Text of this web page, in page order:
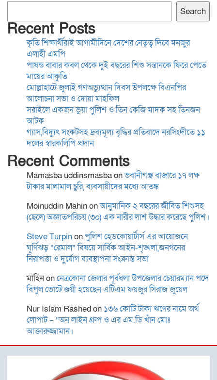
গ্যাস,বিদ্যুৎ সংকটসহ দ্রব্যমূল্য
বৃদ্ধির প্রতিবাদে নরসিংদীতে ১১
দলের স্বারকলিপি প্রদান
সাংবাদিকতা পেশার অস্তিত্ব রক্ষায়
অবিলম্বে গণমাধ্যম কমিশন গঠন
করুন
কুমিল্লা-৫ আসনের এমপি হাজী
জসিম উদ্দিনকে নিয়ে ড. মোবারক
হোসাইনের বক্তব্যে সামাজিক
যোগাযোগমাধ্যমে প্রতিবাদ
“বৈষম্য আন্দোলন ইতিহাসে
বৈষম্যের শিকার:-
বিদ্যুৎস্পৃষ্টে প্রাণ গেল দুই
কিশোরের
রোটারী ক্লাব অব কুমিল্লা রয়েলের
আছিয়া গণি বালিকা উচ্চ
বিদ্যালয়ে বৃক্ষরোপন ও বিতরণ
Search
Recent Posts
কৃতি শিক্ষার্থীরাই আগামীদিনে দেশের নেতৃত্ব দিবে মনজুর
এলাহী এমপি
পাষন্ড বাবার কবল থেকে দুই বছরের শিশু সন্তানকে ফিরে পেতে
মায়ের আকুতি
মোল্লাহাটে জুলাই গণঅভ্যুত্থান দিবস উপলক্ষে বিএনপির
আলোচনা সভা ও দোয়া মাহফিল
সরাইলে একজন ভুয়া পুলিশ ও তিন কেজি মাদক সহ তিনজন
আটক
গ্যাস,বিদ্যুৎ সংকটসহ দ্রব্যমূল্য বৃদ্ধির প্রতিবাদে নরসিংদীতে ১১
দলের স্বারকলিপি প্রদান
Recent Comments
Mamasba uddinsmasbaonভবানীগঞ্জ বাজারে ১৭ লক্ষ
টাকার মালামাল চুরি, ব্যবসায়ীদের মধ্যে আতঙ্ক
Moinuddin Mahinonআনুমানিক ২ বছরের জীবিত শিশুসহ
(ছেলে) অজ্ঞাতপরিচয় (৩০) এক নারীর লাশ উদ্ধার করেছে পুলিশ।
Steve Turpinonপুলিশ হেডকোয়ার্টার্স এর আয়োজনে
ঘূর্ণিঝড় “রেমাল” বিষয়ে সার্বিক আইন-শৃঙ্খলা,জনগনের
নিরাপত্তা ও দুর্যোগ ব্যবস্থাপনা সংক্রান্ত সভা
মাহিনonনেত্রকোনা জেলার পূর্বধলা উপজেলার চেয়ারম্যান পদে
বিপুল ভোটে জয়ী হয়েছেন এটিএম ফয়জুর সিরাজ জুয়েল
Nur Islam Rashedon ১৩৬ কোটি টাকা ঋণের নামে অর্থ
লোপাট – “অন লাইন গ্রুপ ও এর এম.ডি খাঁন মোঃ
আক্তারুজ্জামান।